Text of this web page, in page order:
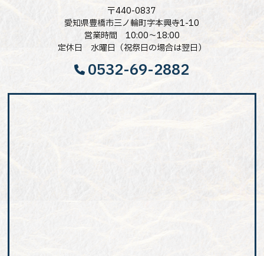
〒440-0837
愛知県豊橋市三ノ輪町字本興寺1-10
営業時間 10:00～18:00
定休日 水曜日（祝祭日の場合は翌日）
0532-69-2882